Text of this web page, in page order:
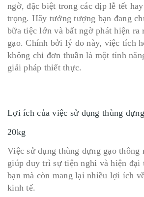
ngờ, đặc biệt trong các dịp lễ tết
trọng. Hãy tưởng tượng bạn đang
bữa tiệc lớn và bất ngờ phát hiện ra
gạo. Chính bởi lý do này, việc tích
không chỉ đơn thuần là một tính
giải pháp thiết thực.
Lợi ích của việc sử dụng thùng
20kg
Việc sử dụng thùng đựng gạo thông
giúp duy trì sự tiện nghi và hiện đại
bạn mà còn mang lại nhiều lợi ích
kinh tế.